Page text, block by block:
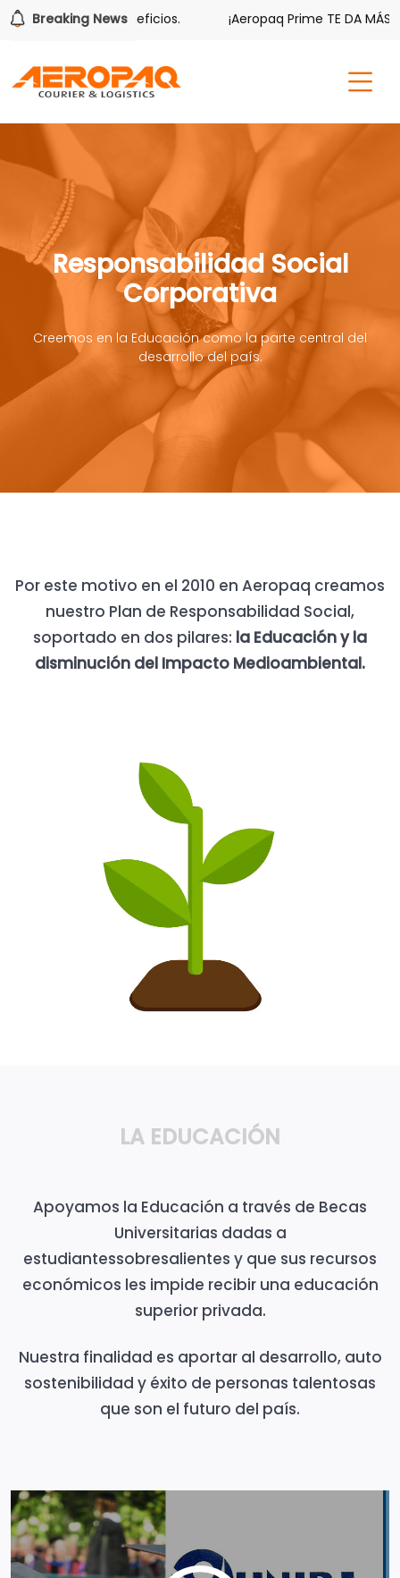
Breaking News
sus beneficios. ¡Aeropaq Prime TE DA MÁS!
Responsabilidad Social
Corporativa
Creemos en la Educación como la parte central del
desarrollo del país.
Por este motivo en el 2010 en Aeropaq creamos
nuestro Plan de Responsabilidad Social,
soportado en dos pilares: la Educación y la
disminución del Impacto Medioambiental.
LA EDUCACIÓN
Apoyamos la Educación a través de Becas
Universitarias dadas a
estudiantessobresalientes y que sus recursos
económicos les impide recibir una educación
superior privada.
Nuestra finalidad es aportar al desarrollo, auto
sostenibilidad y éxito de personas talentosas
que son el futuro del país.